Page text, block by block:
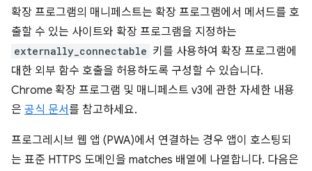
확장 프로그램의 매니페스트는 확장 프로그램에서 메서드를 호
출할 수 있는 사이트와 확장 프로그램을 지정하는
externally_connectable⁠⁠ 키를 사용하여 확장 프로그램에
대한 외부 함수 호출을 허용하도록 구성할 수 있습니다.
Chrome 확장 프로그램 및 매니페스트 v3에 관한 자세한 내용
은 공식 문서⁠⁠를 참고하세요.
프로그레시브 웹 앱 (PWA)에서 연결하는 경우 앱이 호스팅되
는 표준 HTTPS 도메인을 matches 배열에 나열합니다. 다음은